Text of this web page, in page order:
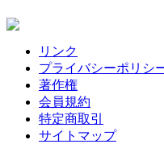
リンク
プライバシーポリシ
著作権
会員規約
特定商取引
サイトマップ